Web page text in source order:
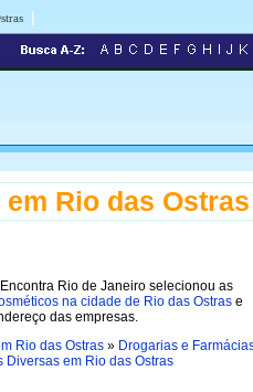
|
Rio das Ostras
Rio de Janeiro selecionou as
na cidade de Rio das Ostras e
das empresas.
Rio das Ostras » Drogarias e
Diversas em Rio das Ostras